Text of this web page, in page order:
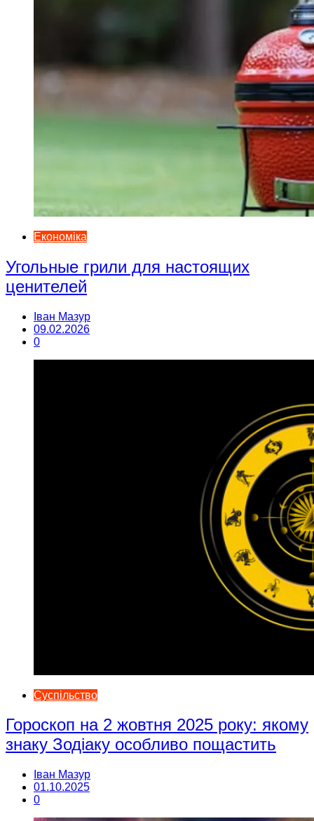
Економіка
Угольные грили для настоящих
ценителей
Іван Мазур
09.02.2026
0
Суспільство
Гороскоп на 2 жовтня 2025 року: якому
знаку Зодіаку особливо пощастить
Іван Мазур
01.10.2025
0